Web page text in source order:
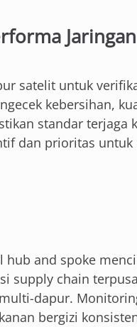
satelit untuk
kebersihan,
standar terjaga
dan prioritas
and spoke
supply chain
dapur.
bergizi